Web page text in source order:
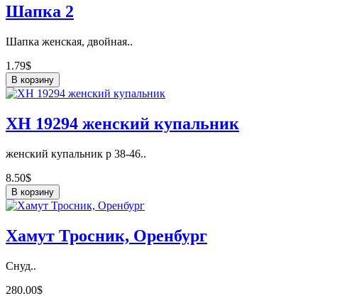
Шапка 2
Шапка женская, двойная..
1.79$
В корзину
ХН 19294 женский купальник
женский купальник р 38-46..
8.50$
В корзину
Хамут Тросник, Оренбург
Снуд..
280.00$